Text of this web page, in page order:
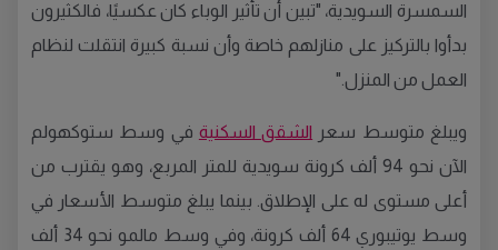
السمسرة السويدية، "تبين أن تأثير الوباء كان عكسيًا، فالكثيرون
بدأوا بالتركيز على منازلهم خاصة وأن نسبة كبيرة انتقلت لنظام
العمل من المنزل ."
ويبلغ متوسط ​​سعر الشقق السكنية في وسط ستوكهولم
الآن نحو 94 ألف كرونة سويدية للمتر المربع، وهو يقترب من
أعلى مستوى له على الإطلاق. بينما يبلغ متوسط ​​الأسعار في
وسط يوتيبوري 64 ألف كرونة، وفي وسط مالمو نحو 34 ألف